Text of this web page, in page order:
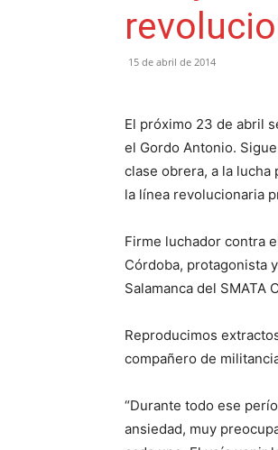
15 de abril de 2014
El próximo 23 de abril
el Gordo Antonio.
clase obrera, a la
la línea revolucionaria
Firme luchador contra
Córdoba, protagonista
Salamanca del SMATA
Reproducimos
compañero de
“Durante todo ese
ansiedad, muy